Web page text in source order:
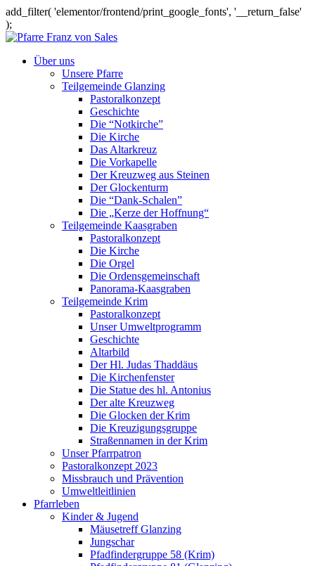
add_filter( 'elementor/frontend/print_google_fonts', '__return_false'
);
Über uns
Unsere Pfarre
Teilgemeinde Glanzing
Pastoralkonzept
Geschichte
Die “Notkirche”
Die Kirche
Das Altarkreuz
Die Vorkapelle
Der Kreuzweg aus Steinen
Der Glockenturm
Die “Dank-Schalen”
Die „Kerze der Hoffnung“
Teilgemeinde Kaasgraben
Pastoralkonzept
Die Kirche
Die Orgel
Die Ordensgemeinschaft
Panorama-Kaasgraben
Teilgemeinde Krim
Pastoralkonzept
Unser Umweltprogramm
Geschichte
Altarbild
Der Hl. Judas Thaddäus
Die Kirchenfenster
Die Statue des hl. Antonius
Der alte Kreuzweg
Die Glocken der Krim
Die Kreuzigungsgruppe
Straßennamen in der Krim
Unser Pfarrpatron
Pastoralkonzept 2023
Missbrauch und Prävention
Umweltleitlinien
Pfarrleben
Kinder & Jugend
Mäusetreff Glanzing
Jungschar
Pfadfindergruppe 58 (Krim)